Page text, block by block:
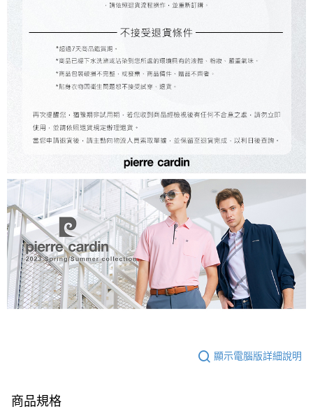
顯示電腦版詳細說明
商品規格